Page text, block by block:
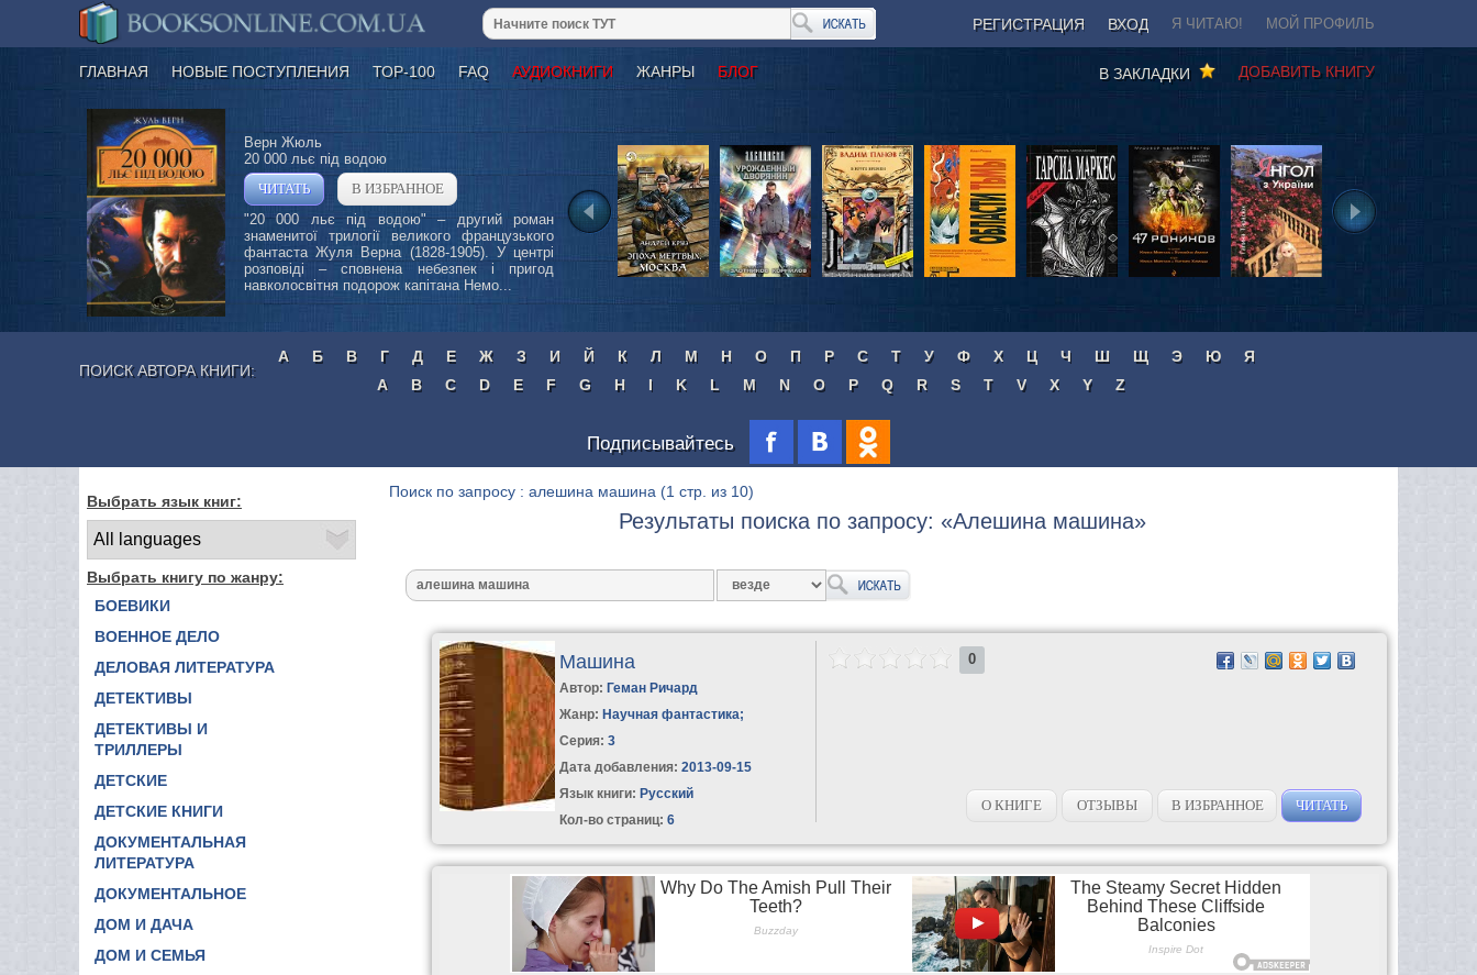
РЕГИСТРАЦИЯ ВХОД Я ЧИТАЮ! МОЙ ПРОФИЛЬ
ГЛАВНАЯ НОВЫЕ ПОСТУПЛЕНИЯ ТОР-100 FAQ АУДИОКНИГИ ЖАНРЫ БЛОГ ДОБАВИТЬ КНИГУ
В ЗАКЛАДКИ
Верн Жюль
20 000 льє під водою
ЧИТАТЬ
В ИЗБРАННОЕ
"20 000 льє під водою" – другий роман
знаменитої трилогії великого французького
фантаста Жуля Верна (1828-1905). У центрі
розповіді – сповнена небезпек і пригод
навколосвітня подорож капітана Немо...
ПОИСК АВТОРА КНИГИ:
А Б В Г Д Е Ж З И Й К Л М Н О П Р С Т У Ф Х Ц Ч Ш Щ Э Ю
Я
A
B C D E F G H I K L M N O P Q R S T V X Y Z
Подписывайтесь
Выбрать язык книг:
Выбрать книгу по жанру:
БОЕВИКИ
ВОЕННОЕ ДЕЛО
ДЕЛОВАЯ ЛИТЕРАТУРА
ДЕТЕКТИВЫ
ДЕТЕКТИВЫ И
ТРИЛЛЕРЫ
ДЕТСКИЕ
ДЕТСКИЕ КНИГИ
ДОКУМЕНТАЛЬНАЯ
ЛИТЕРАТУРА
ДОКУМЕНТАЛЬНОЕ
ДОМ И ДАЧА
ДОМ И СЕМЬЯ
Поиск по запросу : алешина машина (1 стр. из 10)
Результаты поиска по запросу: «Алешина машина»
Машина
Автор: Геман Ричард
Жанр: Научная фантастика;
Серия:3
Дата добавления: 2013-09-15
Язык книги: Русский
Кол-во страниц: 6
0
О КНИГЕ ОТЗЫВЫ В ИЗБРАННОЕ ЧИТАТЬ